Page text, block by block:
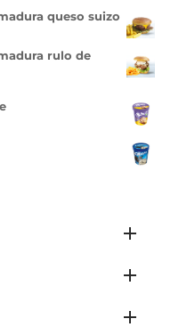
queso suizo
rulo de